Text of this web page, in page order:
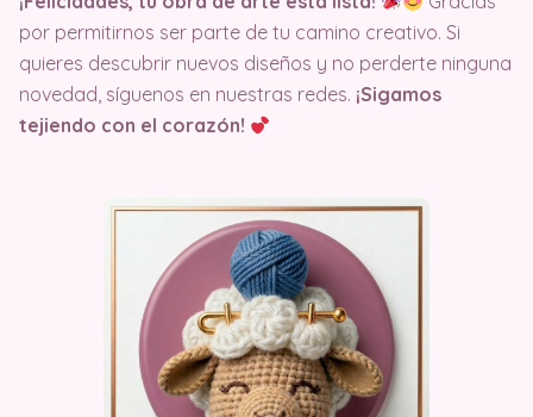
por permitirnos ser parte de tu camino creativo. Si
quieres descubrir nuevos diseños y no perderte ninguna
novedad, síguenos en nuestras redes. ¡Sigamos
tejiendo con el corazón!